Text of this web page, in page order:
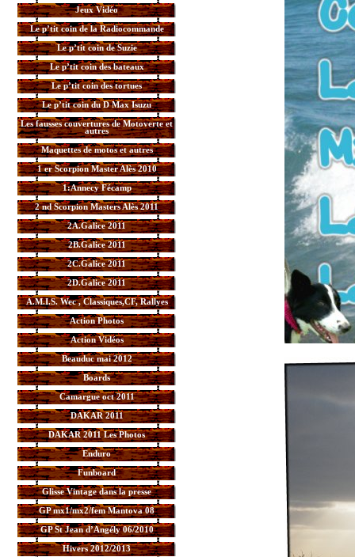
Jeux Vidéo
Le p’tit coin de la Radiocommande
Le p’tit coin de Suzie
Le p’tit coin des bateaux
Le p’tit coin des tortues
Le p’tit coin du D Max Isuzu
Les fausses couvertures de Motoverte et
autres
Maquettes de motos et autres
1 er Scorpion Master Alès 2010
1:Annecy Fécamp
2 nd Scorpion Masters Alès 2011
2A.Galice 2011
2B.Galice 2011
2C.Galice 2011
2D.Galice 2011
A.M.I.S. Wec , Classiques,CF, Rallyes
Action Photos
Action Vidéos
Beauduc mai 2012
Boards
Camargue oct 2011
DAKAR 2011
DAKAR 2011 Les Photos
Enduro
Funboard
Glisse Vintage dans la presse
GP mx1/mx2/fem Mantova 08
GP St Jean d’Angély 06/2010
Hivers 2012/2013